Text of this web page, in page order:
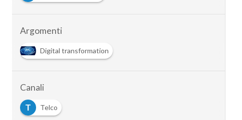
Argomenti
Digital transformation
Canali
T
Telco